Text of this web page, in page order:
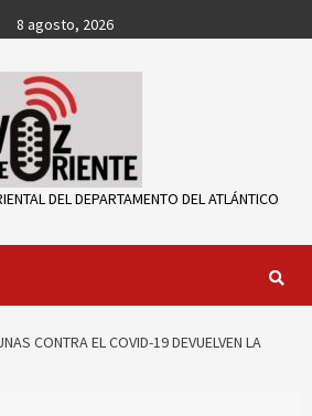
8 agosto, 2026
DEL DEPARTAMENTO DEL ATLÁNTICO
CONTRA EL COVID-19 DEVUELVEN LA